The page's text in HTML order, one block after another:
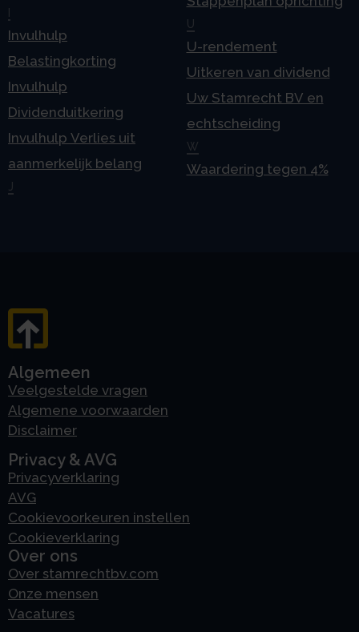
Invulhulp
Belastingkorting
Invulhulp
Dividenduitkering
Invulhulp Verlies uit
aanmerkelijk belang
U
U-rendement
Uitkeren van dividend
Uw Stamrecht BV en
echtscheiding
W
Waardering tegen 4%
Algemeen
Veelgestelde vragen
Algemene voorwaarden
Disclaimer
Privacy & AVG
Privacyverklaring
AVG
Cookievoorkeuren instellen
Cookieverklaring
Over ons
Over stamrechtbv.com
Onze mensen
Vacatures